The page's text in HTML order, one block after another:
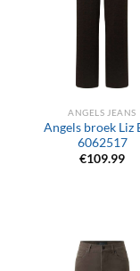
ANGELS JEANS
Angels broek Liz
6062517
€109.99